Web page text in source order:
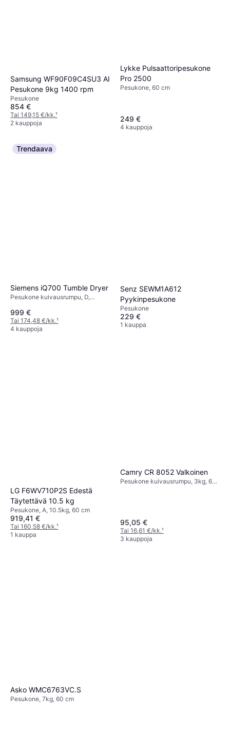
Samsung WF90F09C4SU3 AI
Pesukone 9kg 1400 rpm
Pesukone
854 €
Tai 149,15 €/kk.¹
2 kauppoja
Lykke Pulsaattoripesukone
Pro 2500
Pesukone, 60 cm
249 €
4 kauppoja
Trendaava
Siemens iQ700 Tumble Dryer
Pesukone kuivausrumpu, D,
999 €
Tai 174,48 €/kk.¹
4 kauppoja
Senz SEWM1A612
Pyykinpesukone
Pesukone
229 €
1 kauppa
LG F6WV710P2S Edestä
Täytettävä 10.5 kg
Pesukone, A, 10.5kg, 60 cm
919,41 €
Tai 160,58 €/kk.¹
1 kauppa
Camry CR 8052 Valkoinen
Pesukone kuivausrumpu, 3kg, 60
95,05 €
Tai 16,61 €/kk.¹
3 kauppoja
Asko WMC6763VC.S
Pesukone, 7kg, 60 cm